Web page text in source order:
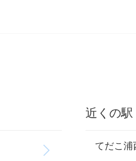
近くの駅
てだこ浦